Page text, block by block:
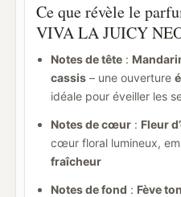
Ce que révèle le
VIVA LA JUICY
Notes de tête :
cassis – une ouverture
idéale pour éveiller les
Notes de cœur : Fleur
cœur floral lumineux,
fraîcheur
Notes de fond : Fève